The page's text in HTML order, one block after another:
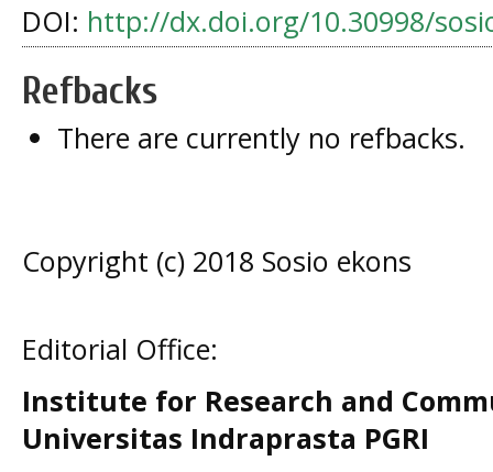
DOI: http://dx.doi.org/10.30998/
Refbacks
There are currently no refbacks.
Copyright (c) 2018 Sosio ekons
Editorial Office:
Institute for Research and
Universitas Indraprasta PGRI